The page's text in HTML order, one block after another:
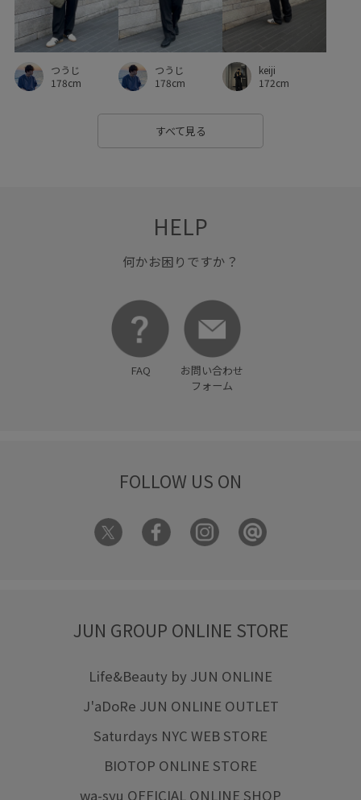
つうじ
178cm
つうじ
178cm
keiji
172cm
すべて見る
HELP
何かお困りですか？
FAQ
お問い合わせ
フォーム
FOLLOW US ON
JUN GROUP ONLINE STORE
Life&Beauty by JUN ONLINE
J'aDoRe JUN ONLINE OUTLET
Saturdays NYC WEB STORE
BIOTOP ONLINE STORE
wa-syu OFFICIAL ONLINE SHOP